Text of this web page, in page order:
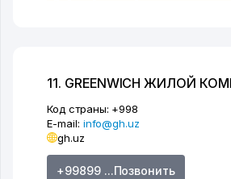
11. GREENWICH ЖИЛОЙ
Код страны: +998
E-mail: info@gh.uz
gh.uz
+99899 ...Позвонить